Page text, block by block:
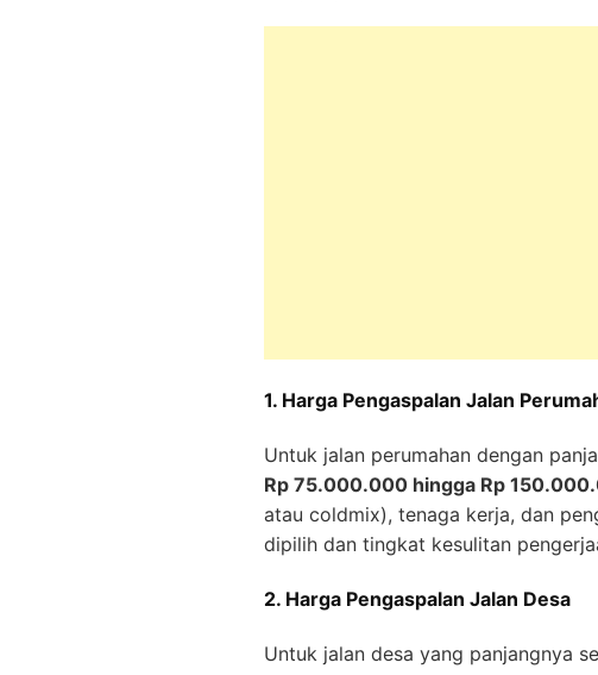
1. Harga Pengaspalan Jalan
Untuk jalan perumahan dengan
Rp 75.000.000 hingga Rp
atau coldmix), tenaga kerja, dan
dipilih dan tingkat kesulitan
2. Harga Pengaspalan Jalan Desa
Untuk jalan desa yang panjangnya